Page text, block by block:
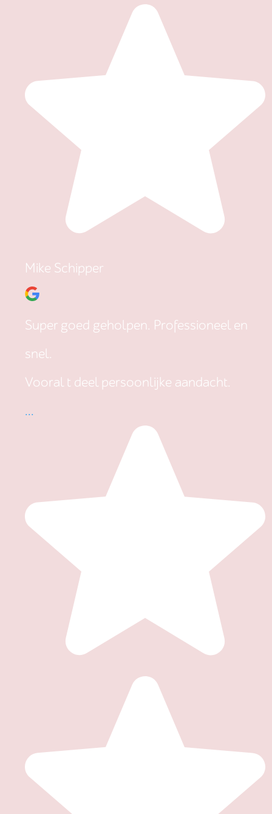
Mike Schipper
Super goed geholpen. Professioneel en
snel.
Vooral t deel persoonlijke aandacht.
...